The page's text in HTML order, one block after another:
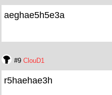
aeghae5h5e3a
#9 ClouD1
r5haehae3h